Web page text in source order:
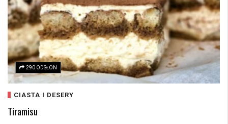
290 ODSŁON
CIASTA I DESERY
Tiramisu